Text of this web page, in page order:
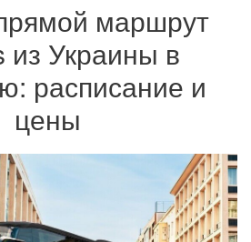
маршрут
из Украины в
расписание и
цены